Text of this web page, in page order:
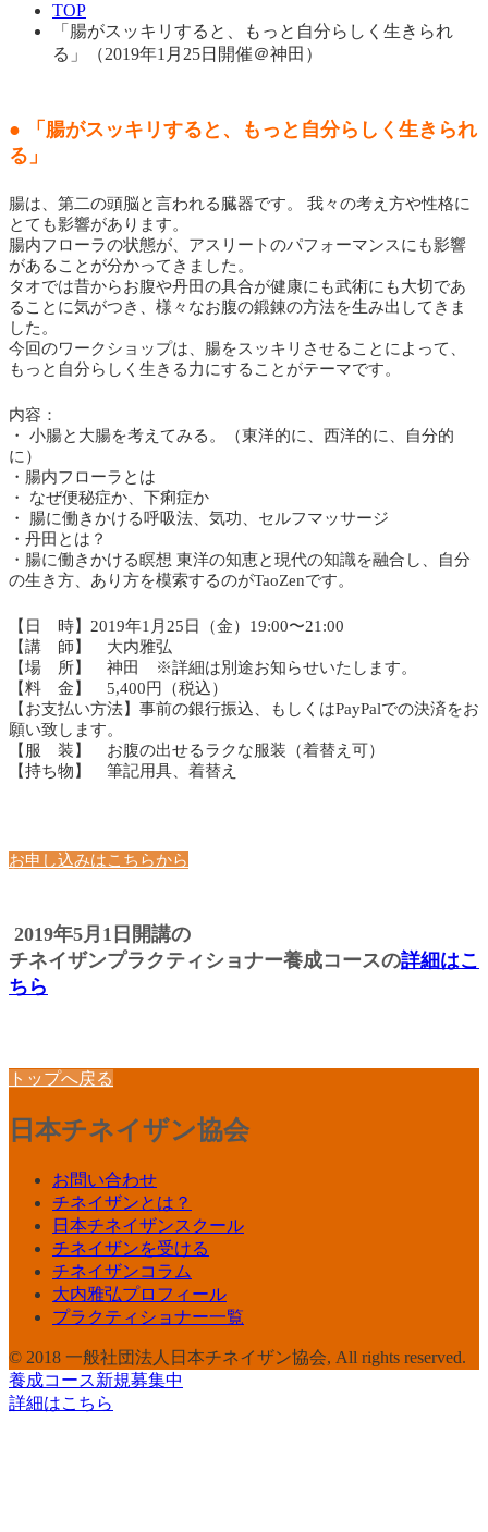
TOP
「腸がスッキリすると、もっと自分らしく生きられ
る」（2019年1月25日開催＠神田）
● 「腸がスッキリすると、もっと自分らしく生きられ
る」
腸は、第二の頭脳と言われる臓器です。 我々の考え方や性格に
とても影響があります。
腸内フローラの状態が、アスリートのパフォーマンスにも影響
があることが分かってきました。
タオでは昔からお腹や丹田の具合が健康にも武術にも大切であ
ることに気がつき、様々なお腹の鍛錬の方法を生み出してきま
した。
今回のワークショップは、腸をスッキリさせることによって、
もっと自分らしく生きる力にすることがテーマです。
内容：
・ 小腸と大腸を考えてみる。（東洋的に、西洋的に、自分的
に）
・腸内フローラとは
・ なぜ便秘症か、下痢症か
・ 腸に働きかける呼吸法、気功、セルフマッサージ
・丹田とは？
・腸に働きかける瞑想 東洋の知恵と現代の知識を融合し、自分
の生き方、あり方を模索するのがTaoZenです。
【日 時】2019年1月25日（金）19:00〜21:00
【講 師】 大内雅弘
【場 所】 神田 ※詳細は別途お知らせいたします。
【料 金】 5,400円（税込）
【お支払い方法】事前の銀行振込、もしくはPayPalでの決済をお
願い致します。
【服 装】 お腹の出せるラクな服装（着替え可）
【持ち物】 筆記用具、着替え
お申し込みはこちらから
2019年5月1日開講の
チネイザンプラクティショナー養成コースの詳細はこ
ちら
トップへ戻る
日本チネイザン協会
お問い合わせ
チネイザンとは？
日本チネイザンスクール
チネイザンを受ける
チネイザンコラム
大内雅弘プロフィール
プラクティショナー一覧
© 2018 一般社団法人日本チネイザン協会, All rights reserved.
養成コース新規募集中
詳細はこちら